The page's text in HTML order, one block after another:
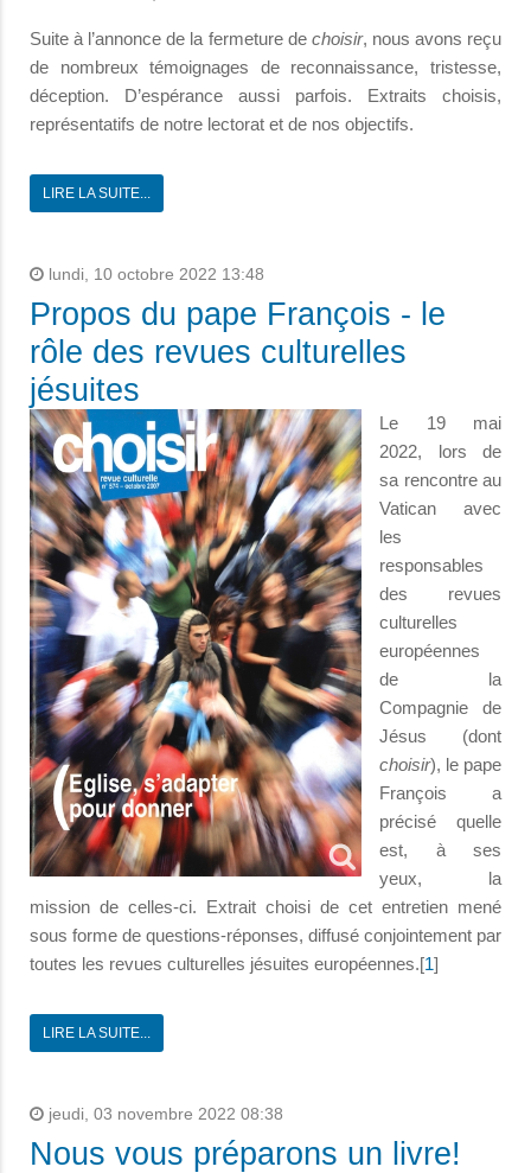
Suite à l’annonce de la fermeture de choisir, nous avons reçu
de nombreux témoignages de reconnaissance, tristesse,
déception. D’espérance aussi parfois. Extraits choisis,
représentatifs de notre lectorat et de nos objectifs.
LIRE LA SUITE...
lundi, 10 octobre 2022 13:48
Propos du pape François - le
rôle des revues culturelles
jésuites
Le 19 mai
2022, lors de
sa rencontre au
Vatican avec
les
responsables
des revues
culturelles
européennes
de la
Compagnie de
Jésus (dont
choisir), le pape
François a
précisé quelle
est, à ses
yeux, la
mission de celles-ci. Extrait choisi de cet entretien mené
sous forme de questions-réponses, diffusé conjointement par
toutes les revues culturelles jésuites européennes.[1]
LIRE LA SUITE...
jeudi, 03 novembre 2022 08:38
Nous vous préparons un livre!